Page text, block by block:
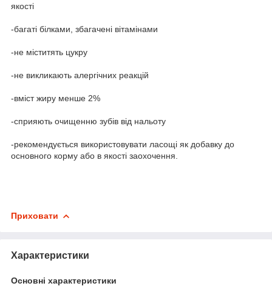
якості
-багаті білками, збагачені вітамінами
-не міститять цукру
-не викликають алергічних реакцій
-вміст жиру менше 2%
-сприяють очищенню зубів від нальоту
-рекомендується використовувати ласощі як добавку до
основного корму або в якості заохочення.
Приховати
Характеристики
Основні характеристики